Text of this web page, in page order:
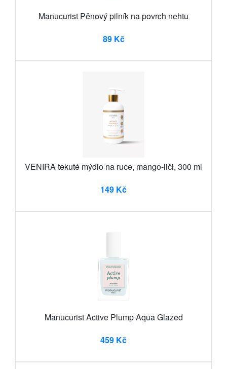
Manucurist Pěnový pilník na povrch nehtu
89 Kč
VENIRA tekuté mýdlo na ruce, mango-liči, 300 ml
149 Kč
Manucurist Active Plump Aqua Glazed
459 Kč